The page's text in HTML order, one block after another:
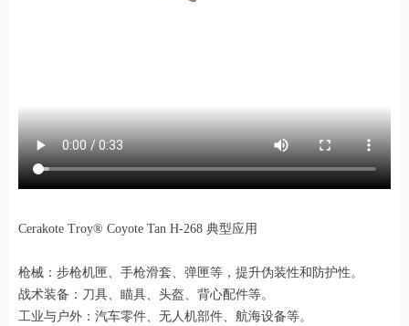
Cerakote Troy® Coyote Tan H-268 典型应用
枪械：步枪机匣、手枪滑套、弹匣等，提升伪装性和防护性。
战术装备：刀具、瞄具、头盔、背心配件等。
工业与户外：汽车零件、无人机部件、航海设备等。